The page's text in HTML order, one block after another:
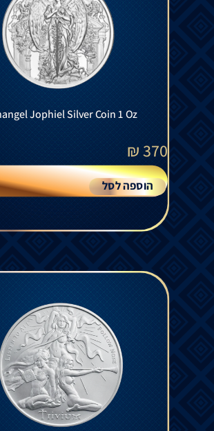
Jophiel Silver Coin 1 Oz
370
₪
הוספה לסל